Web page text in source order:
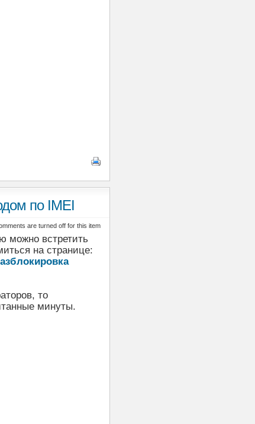
по IMEI
are turned off for this item
можно встретить
на странице:
то
минуты.